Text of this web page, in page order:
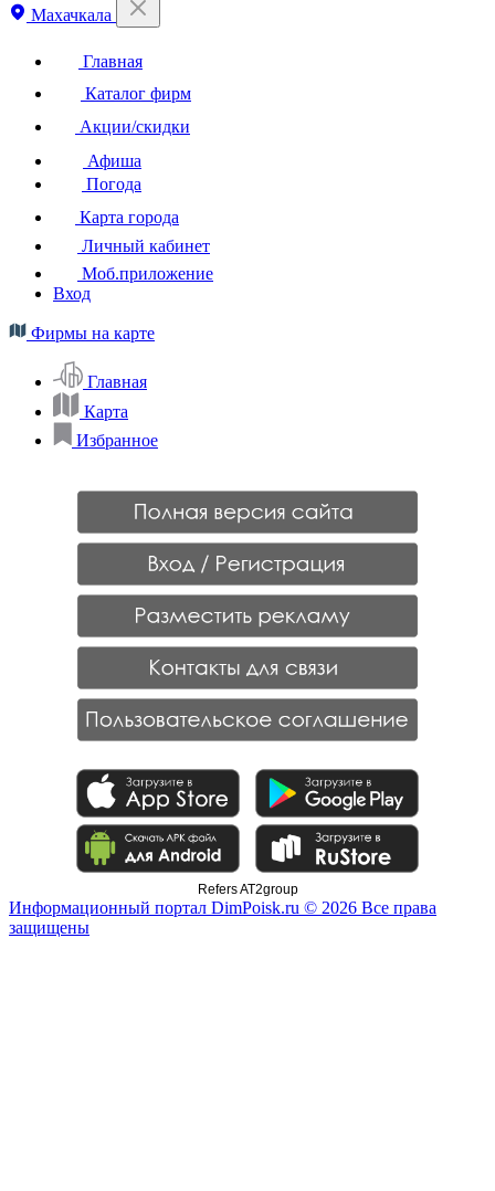
Махачкала
Главная
Каталог фирм
Акции/скидки
Афиша
Погода
Карта города
Личный кабинет
Моб.приложение
Вход
Фирмы на карте
Главная
Карта
Избранное
Refers AT2group
Информационный портал DimPoisk.ru © 2026 Все права
защищены